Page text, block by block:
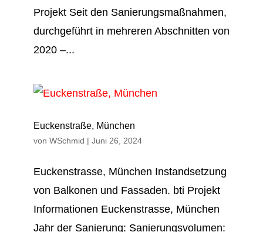
Projekt Seit den Sanierungsmaßnahmen,
durchgeführt in mehreren Abschnitten von
2020 –...
Euckenstraße, München
von WSchmid | Juni 26, 2024
Eucken­strasse, Mün­chen Instand­setzung
von Bal­konen und Fas­saden. bti Projekt
Informationen Euckenstrasse, München
Jahr der Sanierung: San­ierungs­volumen: